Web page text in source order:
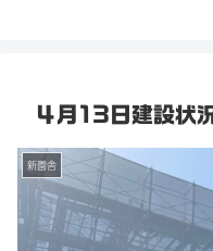
４月13日建設状
新園舎